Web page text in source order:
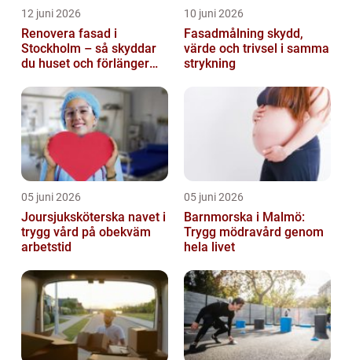
12 juni 2026
Renovera fasad i
Stockholm – så skyddar
du huset och förlänger
10 juni 2026
Fasadmålning skydd,
värde och trivsel i samma
strykning
05 juni 2026
Joursjuksköterska navet i
trygg vård på obekväm
arbetstid
05 juni 2026
Barnmorska i Malmö:
Trygg mödravård genom
hela livet